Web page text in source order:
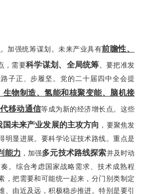
。加强统筹谋划。未来产业具有前瞻性、
，需要科学谋划、全局统筹。要把准发
子正、步履坚。党的二十届四中全会提
生物制造、氢能和核聚变能、脑机接
移动通信等成为新的经济增长点。这些
国未来产业发展的主攻方向 ，要聚焦发
明显进展。要科学论证技术路线。重点是
能力 ，加强多元技术路线探索并及时动
。综合考虑国家战略需求、技术成熟程
，把需要和可能统一起来，分门别类制定
、由近及远，积极稳步推进。特别是要引